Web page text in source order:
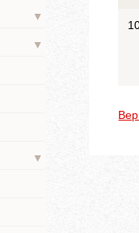
▼
▼
▼